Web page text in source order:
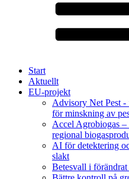
Start
Aktuellt
EU-projekt
Advisory Net Pest
för minskning av
Accel Agrobiogas
regional
AI för detektering
slakt
Betesvall i